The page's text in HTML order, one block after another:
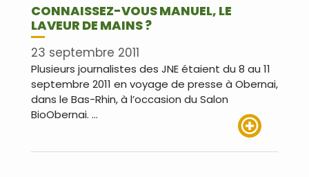
CONNAISSEZ-VOUS MANUEL, LE
LAVEUR DE MAINS ?
23 septembre 2011
Plusieurs journalistes des JNE étaient du 8 au 11
septembre 2011 en voyage de presse à Obernai,
dans le Bas-Rhin, à l’occasion du Salon
BioObernai. …